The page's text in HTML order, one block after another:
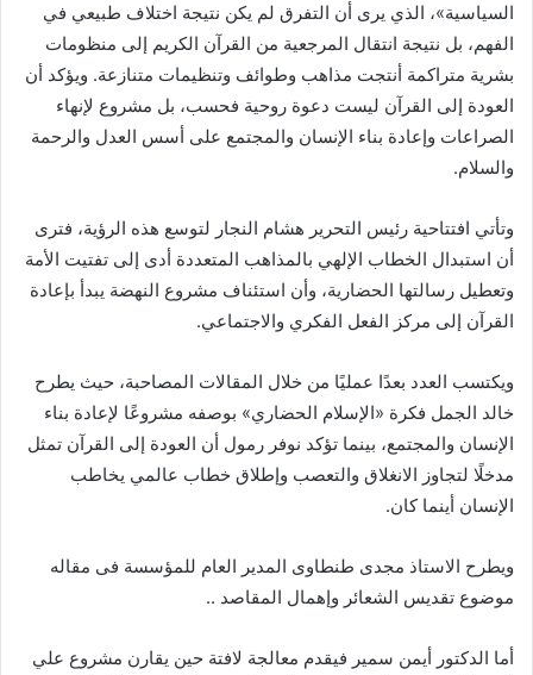
السياسية»، الذي يرى أن التفرق لم يكن نتيجة اختلاف طبيعي في
الفهم، بل نتيجة انتقال المرجعية من القرآن الكريم إلى منظومات
بشرية متراكمة أنتجت مذاهب وطوائف وتنظيمات متنازعة. ويؤكد أن
العودة إلى القرآن ليست دعوة روحية فحسب، بل مشروع لإنهاء
الصراعات وإعادة بناء الإنسان والمجتمع على أسس العدل والرحمة
والسلام.
وتأتي افتتاحية رئيس التحرير هشام النجار لتوسع هذه الرؤية، فترى
أن استبدال الخطاب الإلهي بالمذاهب المتعددة أدى إلى تفتيت الأمة
وتعطيل رسالتها الحضارية، وأن استئناف مشروع النهضة يبدأ بإعادة
القرآن إلى مركز الفعل الفكري والاجتماعي.
ويكتسب العدد بعدًا عمليًا من خلال المقالات المصاحبة، حيث يطرح
خالد الجمل فكرة «الإسلام الحضاري» بوصفه مشروعًا لإعادة بناء
الإنسان والمجتمع، بينما تؤكد نوفر رمول أن العودة إلى القرآن تمثل
مدخلًا لتجاوز الانغلاق والتعصب وإطلاق خطاب عالمي يخاطب
الإنسان أينما كان.
ويطرح الاستاذ مجدى طنطاوى المدير العام للمؤسسة فى مقاله
موضوع تقديس الشعائر وإهمال المقاصد ..
أما الدكتور أيمن سمير فيقدم معالجة لافتة حين يقارن مشروع علي